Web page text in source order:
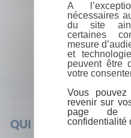
QUI SOMMES-NOUS ?
A
nécessaires
du site
certaines
mesure
et
peuvent être
votre
Vous
revenir sur
page de
confidentialité